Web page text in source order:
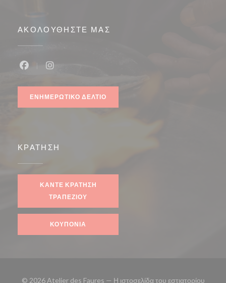
ΑΚΟΛΟΥΘΉΣΤΕ ΜΑΣ
ΕΝΗΜΕΡΩΤΙΚΌ ΔΕΛΤΊΟ
ΚΡΆΤΗΣΗ
ΚΆΝΤΕ ΚΡΆΤΗΣΗ
ΤΡΑΠΕΖΙΟΎ
ΚΟΥΠΌΝΙΑ
© 2026 Atelier des Faures — Η ιστοσελίδα του εστιατορίου